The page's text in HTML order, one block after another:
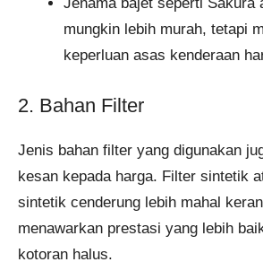
mungkin lebih murah, tetapi
keperluan asas kenderaan
2. Bahan Filter
Jenis bahan filter yang digunakan
kesan kepada harga. Filter sintetik
sintetik cenderung lebih mahal
menawarkan prestasi yang lebih
kotoran halus.